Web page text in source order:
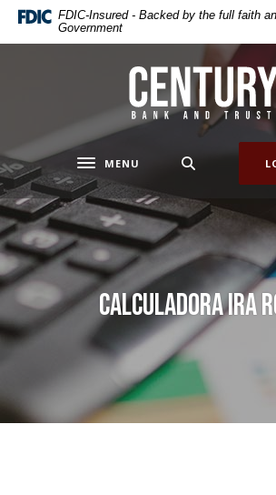
Home
footer
Download
view
.pdf
files.
FDIC-Insured - Backed by the full faith
Government
Century Bank & Trust
Toggle navigation
MENU
Calculadora IRA